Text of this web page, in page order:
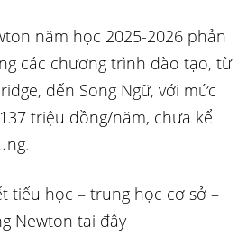
năm học 2025-2026 phản
các chương trình đào tạo, từ
đến Song Ngữ, với mức
triệu đồng/năm, chưa kể
tiểu học – trung học cơ sở –
Newton tại đây